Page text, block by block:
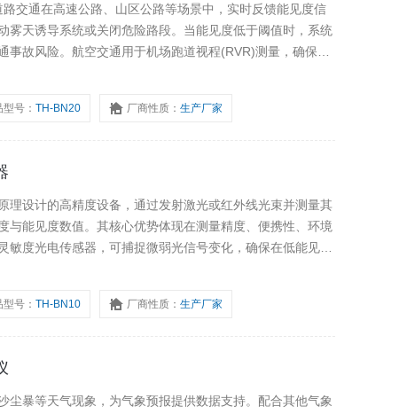
交通在高速公路、山区公路等场景中，实时反馈能见度信
雾天诱导系统或关闭危险路段。当能见度低于阈值时，系统
事故风险。航空交通用于机场跑道视程(RVR)测量，确保飞
型号：TH-BN20 厂商性质：生产厂家
理设计的高精度设备，通过发射激光或红外线光束并测量其
与能见度数值。其核心优势体现在测量精度、便携性、环境
度光电传感器，可捕捉微弱光信号变化，确保在低能见度
型号：TH-BN10 厂商性质：生产厂家
尘暴等天气现象，为气象预报提供数据支持。配合其他气象